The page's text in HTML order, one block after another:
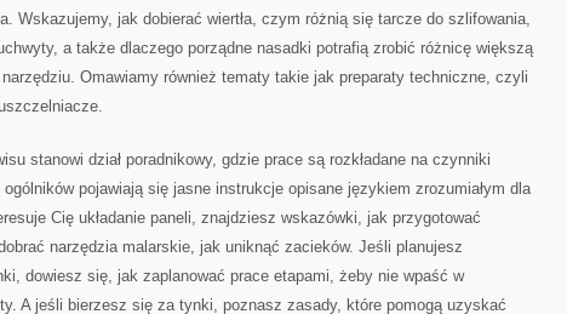
Wskazujemy, jak dobierać wiertła, czym różnią się tarcze do szlifowania,
a także dlaczego porządne nasadki potrafią zrobić różnicę większą
Omawiamy również tematy takie jak preparaty techniczne, czyli
stanowi dział poradnikowy, gdzie prace są rozkładane na czynniki
pojawiają się jasne instrukcje opisane językiem zrozumiałym dla
Cię układanie paneli, znajdziesz wskazówki, jak przygotować
narzędzia malarskie, jak uniknąć zacieków. Jeśli planujesz
dowiesz się, jak zaplanować prace etapami, żeby nie wpaść w
A jeśli bierzesz się za tynki, poznasz zasady, które pomogą uzyskać